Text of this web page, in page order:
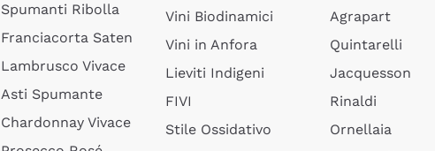
Spumanti Ribolla
Franciacorta Saten
Lambrusco Vivace
Asti Spumante
Chardonnay Vivace
Vini Biodinamici
Vini in Anfora
Lieviti Indigeni
FIVI
Stile Ossidativo
Agrapart
Quintarelli
Jacquesson
Rinaldi
Ornellaia